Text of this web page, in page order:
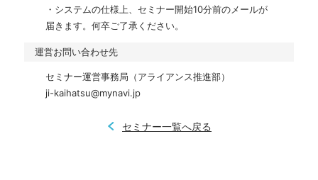
・システムの仕様上、セミナー開始10分前のメールが
届きます。何卒ご了承ください。
運営お問い合わせ先
セミナー運営事務局（アライアンス推進部）
ji-kaihatsu@mynavi.jp
セミナー一覧へ戻る